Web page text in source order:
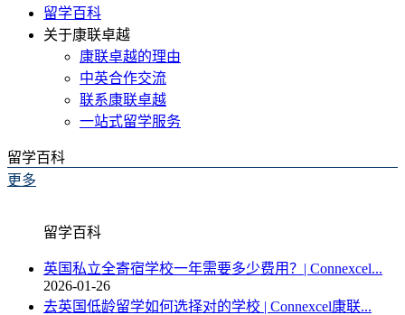
留学百科
关于康联卓越
康联卓越的理由
中英合作交流
联系康联卓越
一站式留学服务
留学百科
更多
留学百科
英国私立全寄宿学校一年需要多少费用？| Connexcel...
2026-01-26
去英国低龄留学如何选择对的学校 | Connexcel康联...